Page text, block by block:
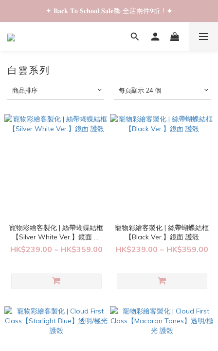
✦ 𝐁𝐚𝐜𝐤 𝐓𝐨 𝐒𝐜𝐡𝐨𝐨𝐥 𝐒𝐚𝐥𝐞📚 全店兩件𝟗折！✦
✦ 𝐁𝐚𝐜𝐤 𝐓𝐨 𝐒𝐜𝐡𝐨𝐨𝐥 𝐒𝐚𝐥𝐞📚 全店兩件𝟗折！✦
✦ 全店購物滿 𝐇𝐊𝐃𝟑𝟓𝟎 即享順豐站/智能櫃免運費！✦
白雲系列
商品排序 每頁顯示 24 個
寵物彩繪客製化 | 絲帶蝴蝶結框
【Silver White Ver.】鏡面 護
HK$239.00 ~ HK$359.00
寵物彩繪客製化 | 絲帶蝴蝶結框
【Black Ver.】鏡面 護殻
HK$239.00 ~ HK$359.00